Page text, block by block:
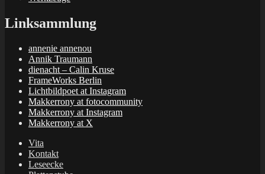
Linksammlung
annenie annenou
Annik Traumann
dienacht – Calin Kruse
FrameWorks Berlin
Lichtbildpoet at Instagram
Makkerrony at fotocommunity
Makkerrony at Instagram
Makkerrony at X
Vita
Kontakt
Leseecke